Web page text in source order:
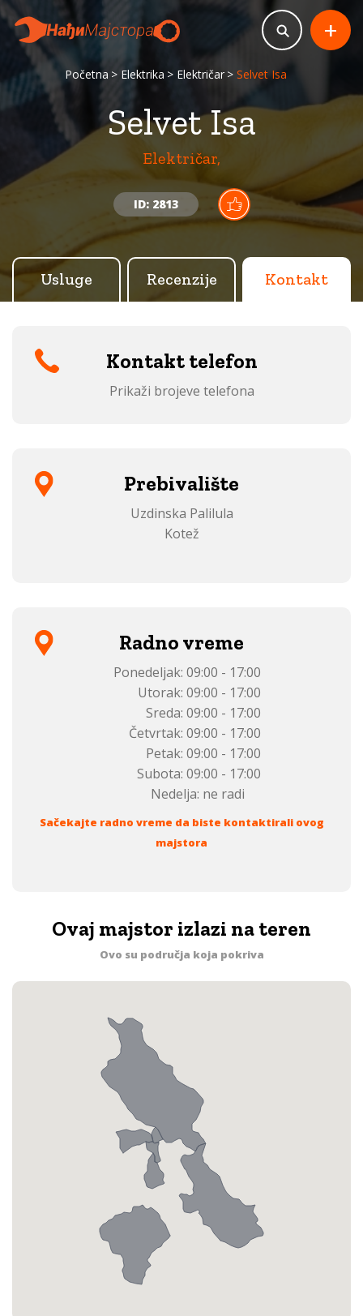
Početna Elektrika Električar Selvet Isa
Selvet Isa
Električar,
ID: 2813
+
Usluge Recenzije Kontakt
Kontakt telefon
Prikaži brojeve telefona
Prebivalište
Uzdinska Palilula
Kotež
Radno vreme
Ponedeljak: 09:00 - 17:00
Utorak: 09:00 - 17:00
Sreda: 09:00 - 17:00
Četvrtak: 09:00 - 17:00
Petak: 09:00 - 17:00
Subota: 09:00 - 17:00
Nedelja: ne radi
Sačekajte radno vreme da biste kontaktirali ovog
majstora
Ovaj majstor izlazi na teren
Ovo su područja koja pokriva